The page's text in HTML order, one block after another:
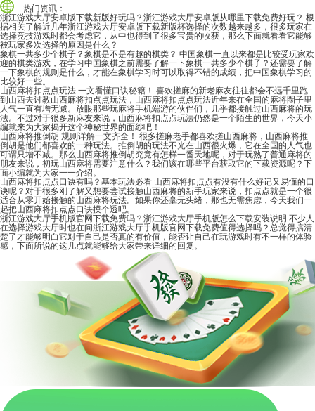
热门资讯：
浙江游戏大厅安卓版下载新版好玩吗？浙江游戏大厅安卓版从哪里下载免费好玩？ 根
据相关了解近几年浙江游戏大厅安卓版下载新版杯选择的次数越来越多，很多玩家在
选择竞技游戏时都会考虑它，从中也得到了很多宝贵的收获，那么下面就看看它能够
被玩家多次选择的原因是什么？
象棋一共多少个棋子？象棋是不是有趣的棋类？ 中国象棋一直以来都是比较受玩家欢
迎的棋类游戏，在学习中国象棋之前需要了解一下象棋一共多少个棋子？还需要了解
一下象棋的规则是什么，才能在象棋学习时可以取得不错的成绩，把中国象棋学习的
比较好一些。
山西麻将扣点点玩法 一文看懂口诀秘籍！ 喜欢搓麻的新老麻友往往都会不远千里跑
到山西去讨教山西麻将扣点点玩法，山西麻将扣点点玩法近年来在全国的麻将圈子里
人气一直有增无减。放眼那些玩麻将手机端游的伙伴们，几乎都接触过山西麻将的玩
法。不过对于很多新麻友来说，山西麻将扣点点玩法仍然是一个陌生的世界，今天小
编就来为大家揭开这个神秘世界的面纱吧！
山西麻将推倒胡 规则详解一文齐全！ 很多搓麻老手都喜欢搓山西麻将，山西麻将推
倒胡是他们都喜欢的一种玩法。推倒胡的玩法不光在山西很火爆，它在全国的人气也
可谓只增不减。那么山西麻将推倒胡究竟有怎样一番天地呢，对于玩熟了普通麻将的
朋友来说，初玩山西麻将需要注意什么？我们该在哪些平台获取它的下载资源呢？下
面小编就为大家一一介绍。
山西麻将扣点点口诀有吗？基本玩法必看 山西麻将扣点点有没有什么好记又易懂的口
诀呢？对于很多刚了解又想要尝试接触山西麻将的新手玩家来说，扣点点就是一个很
适合从零开始接触的山西麻将玩法。如果你还毫无头绪，那也无需焦虑，今天我们一
起把山西麻将扣点点口诀摸个透吧。
浙江游戏大厅手机版官网下载免费吗？浙江游戏大厅手机版怎么下载安装说明 不少人
在选择游戏大厅时也在问浙江游戏大厅手机版官网下载免费值得选择吗？总觉得搞清
楚了才能够明白它对于自己是否真的有价值，能否让自己在玩游戏时有不一样的体验
感，下面所说的这几点就能够给大家带来详细的回复。